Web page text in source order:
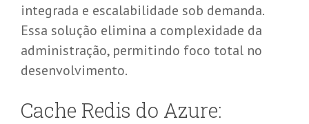
integrada e escalabilidade sob demanda.
Essa solução elimina a complexidade da
administração, permitindo foco total no
desenvolvimento.
Cache Redis do Azure: